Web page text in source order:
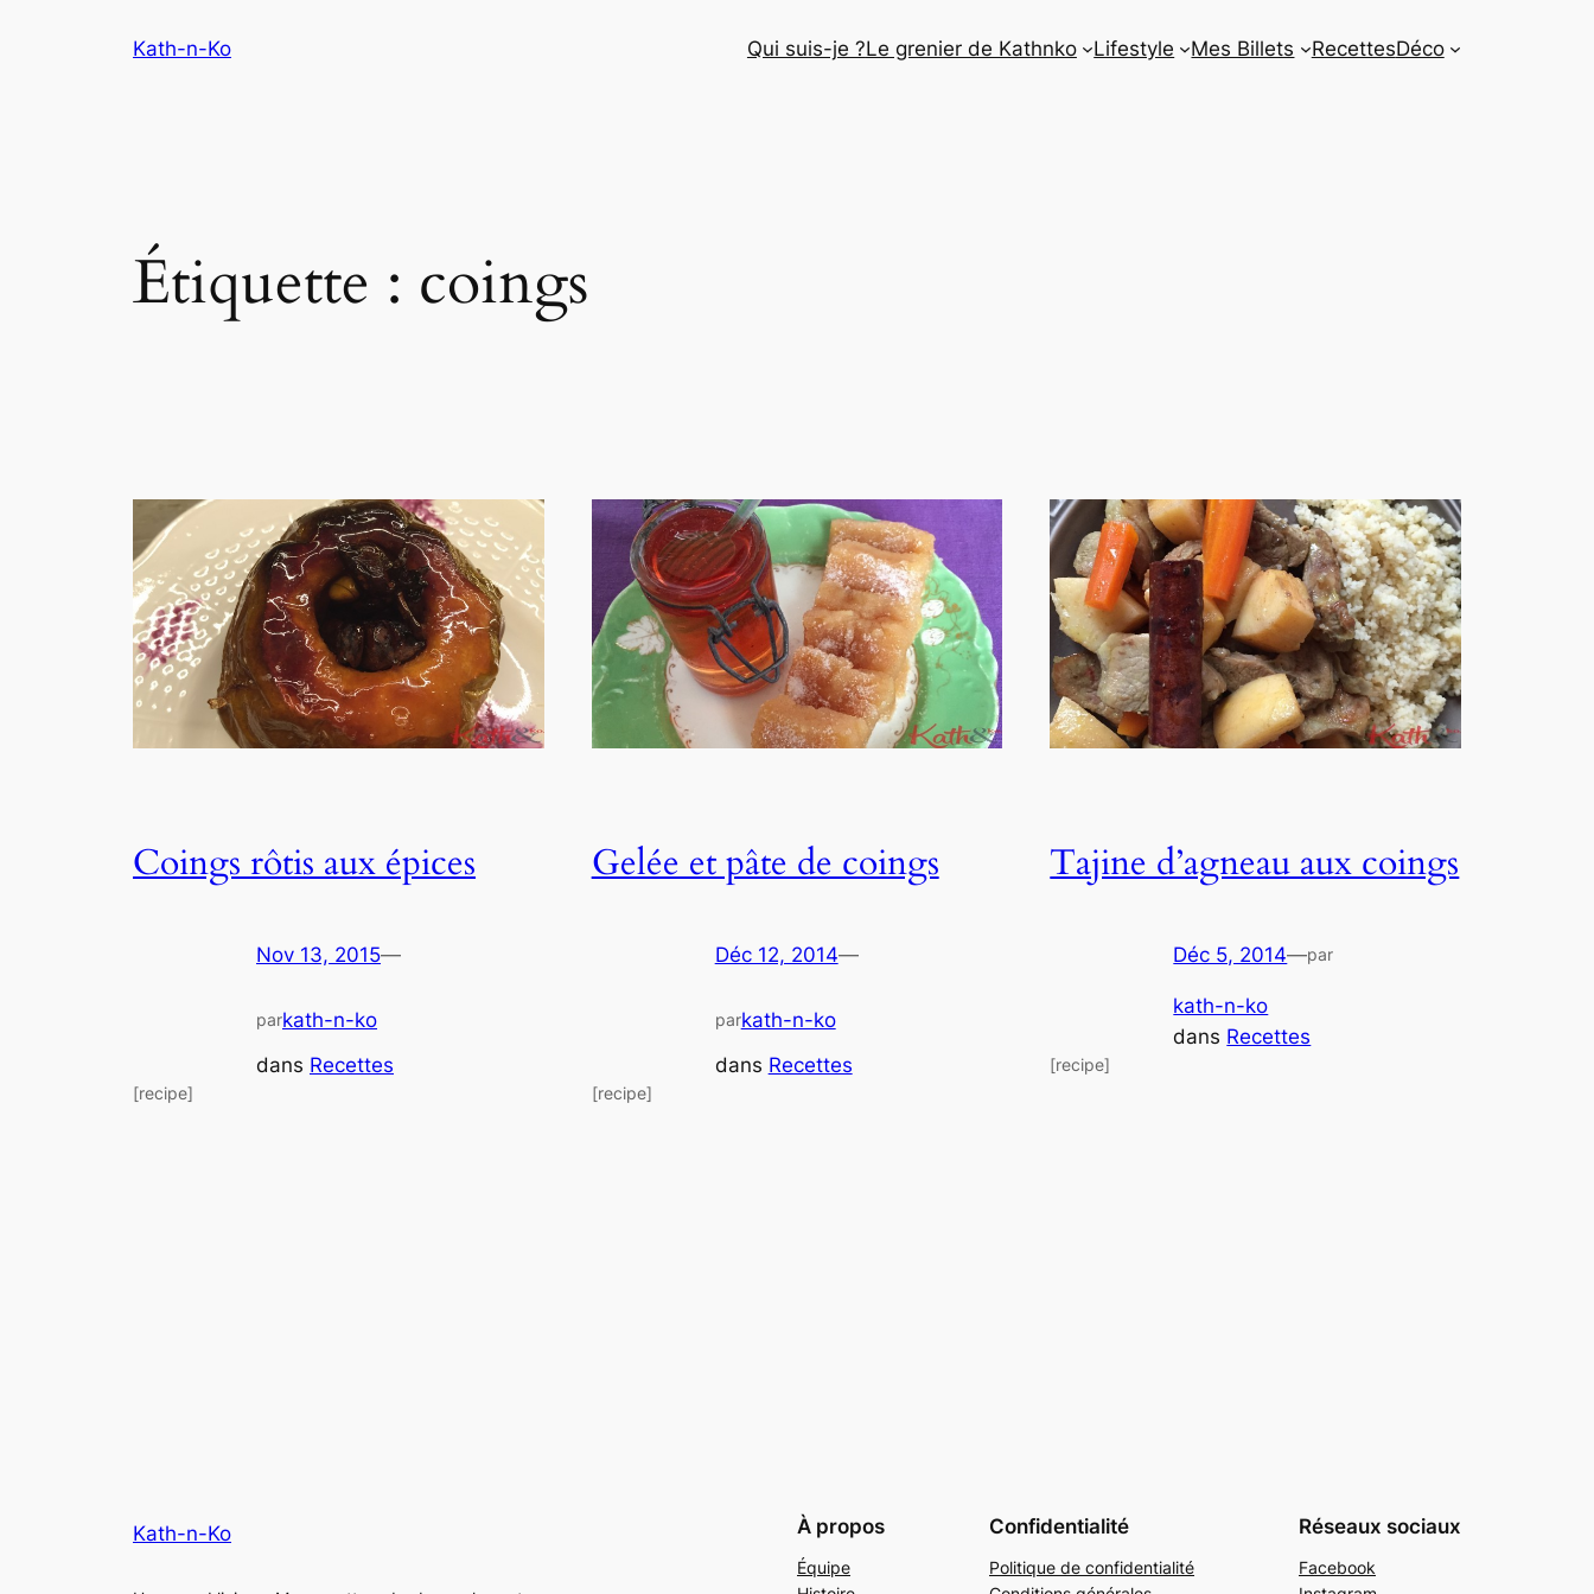
Kath-n-Ko Qui suis-je ?Le grenier de Kathnko Lifestyle Mes Billets RecettesDéco
Étiquette : coings
Coings rôtis aux épices
Nov 13, 2015—
parkath-n-ko
dans Recettes
[recipe]
Gelée et pâte de coings
Déc 12, 2014—
parkath-n-ko
dans Recettes
[recipe]
Tajine d’agneau aux coings
Déc 5, 2014—par
kath-n-ko
dans Recettes
[recipe]
Kath-n-Ko À propos
Équipe
Confidentialité
Politique de confidentialité
Réseaux sociaux
Facebook